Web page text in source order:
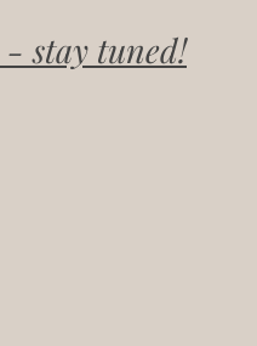
- stay tuned!